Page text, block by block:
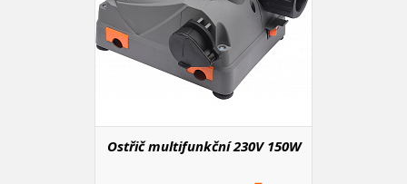
Ostřič multifunkční 230V 150W